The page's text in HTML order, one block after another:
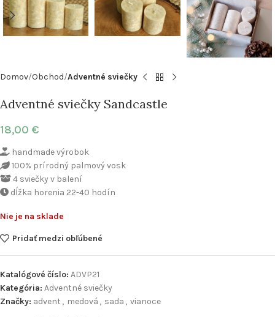
Domov Obchod Adventné sviečky
Adventné sviečky Sandcastle
18,00 €
handmade výrobok
100% prírodný palmový vosk
4 sviečky v balení
dĺžka horenia 22-40 hodín
Nie je na sklade
Pridať medzi obľúbené
Katalógové číslo: ADVP21
Kategória: Adventné sviečky
Značky: advent , medová , sada , vianoce